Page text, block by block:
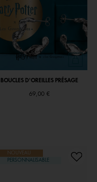
BOUCLES D'OREILLES PRÉSAGE
69,00 €
NOUVEAU
PERSONNALISABLE